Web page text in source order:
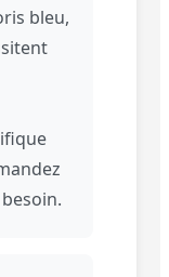
bleu,